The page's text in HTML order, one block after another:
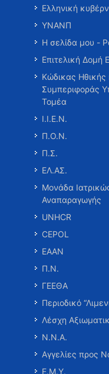
Ελληνική
ΥΝΑΝΠ
Η σελίδα μου -
Επιτελική
Κώδικας Ηθικής
Συμπεριφοράς
Τομέα
Ι.Ι.Ε.Ν.
Π.Ο.Ν.
Π.Σ.
ΕΛ.ΑΣ.
Μονάδα
Αναπαραγωγής
UNHCR
CEPOL
ΕΑΑΝ
Π.Ν.
ΓΕΕΘΑ
Περιοδικό
Λέσχη
Ν.Ν.Α.
Αγγελίες προς
Ε.Μ.Υ.